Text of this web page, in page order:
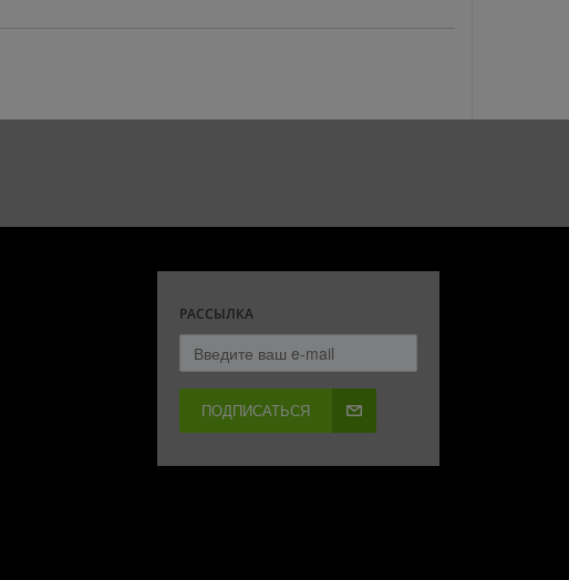
РАССЫЛКА
ПОДПИСАТЬСЯ